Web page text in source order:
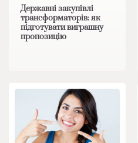
Державні закупівлі
трансформаторів: як
підготувати виграшну
пропозицію